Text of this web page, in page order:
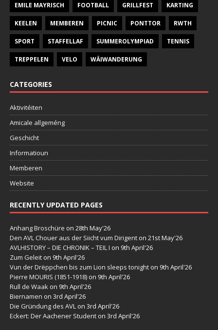
EMILE MAYRISCH FOOTBALL GRILLFEST KARTING
KEELEN MEMBEREN PICNIC PONTTOR RWTH
SPORT STAFFELLAF SUMMEROLYMPIAD TENNIS
TREPPELEN VELO WÄIWANDERUNG
CATEGORIES
Aktivitéiten
Amicale allgeméng
Geschicht
Informatioun
Memberen
Website
RECENTLY UPDATED PAGES
Anhang Broschüre on 28th May'26
Den AVL Chouer aus der Siicht vum Dirigent on 21st May'26
AVLHISTORY – DIE CHRONIK – TEIL I on 9th April'26
Zum Geleit on 9th April'26
Vun der Drëppchen bis zum Lion sleeps tonight on 9th April'26
Pierre MOURIS (1851-1918) on 9th April'26
Rull de Waak on 9th April'26
Biernamen on 3rd April'26
Die Gründung des AVL on 3rd April'26
Eckert: Der Aachener Student on 3rd April'26